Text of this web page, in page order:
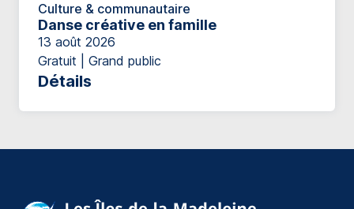
Culture & communautaire
Danse créative en famille
13 août 2026
Gratuit | Grand public
Détails